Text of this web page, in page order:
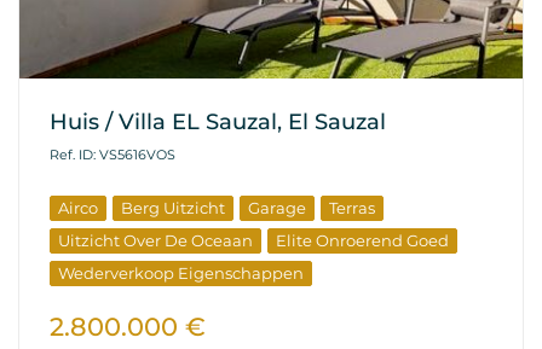
Huis / Villa EL Sauzal, El Sauzal
Ref. ID: VS5616VOS
Airco Berg Uitzicht Garage
Terras
Uitzicht Over De Oceaan
Elite Onroerend Goed
Wederverkoop Eigenschappen
2.800.000 €